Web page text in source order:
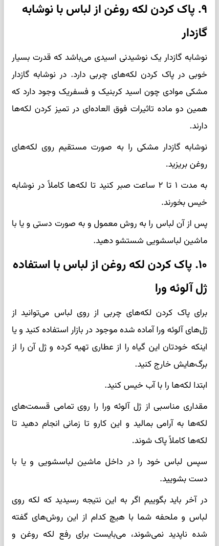
۹. پاک کردن لکه روغن از لباس با نوشابه
گازدار
نوشابه گازدار یک نوشیدنی اسیدی می‌باشد که قدرت بسیار
خوبی در پاک کردن لکه‌های چربی دارد. در نوشابه گازدار
مشکی موادی چون اسید کربنیک و فسفریک وجود دارد که
همین دو ماده تاثیرات فوق العاده‌ای در تمیز کردن لکه‌ها
دارند.
نوشابه گازدار مشکی را به صورت مستقیم روی لکه‌های
روغن بریزید.
به مدت ۱ تا ۲ ساعت صبر کنید تا لکه‌ها کاملاً در نوشابه
خیس بخورند.
پس از آن لباس را به روش معمول و به صورت دستی و یا با
ماشین لباسشویی شستشو دهید.
۱۰. پاک کردن لکه روغن از لباس با استفاده
ژل آلوئه ورا
برای پاک کردن لکه‌های چربی از روی لباس می‌توانید از
ژل‌های آلوئه ورا آماده شده موجود در بازار استفاده کنید و یا
اینکه خودتان این گیاه را از عطاری تهیه کرده و ژل آن را از
برگ‌هایش خارج کنید.
ابتدا لکه‌ها را با آب خیس کنید.
مقداری مناسبی از ژل آلوئه ورا را روی تمامی قسمت‌های
لکه‌ها به آرامی بمالید و این کارو تا زمانی انجام دهید تا
لکه‌ها کاملاً پاک شوند.
سپس لباس خود را در داخل ماشین لباسشویی و یا با
دست بشویید.
در آخر باید بگوییم اگر به این نتیجه رسیدید که لکه روی
لباس و ملحفه شما با هیچ ‌کدام از این روش‌های گفته
شده ناپدید نمی‌شوند، می‌بایست برای رفع لکه روغن و